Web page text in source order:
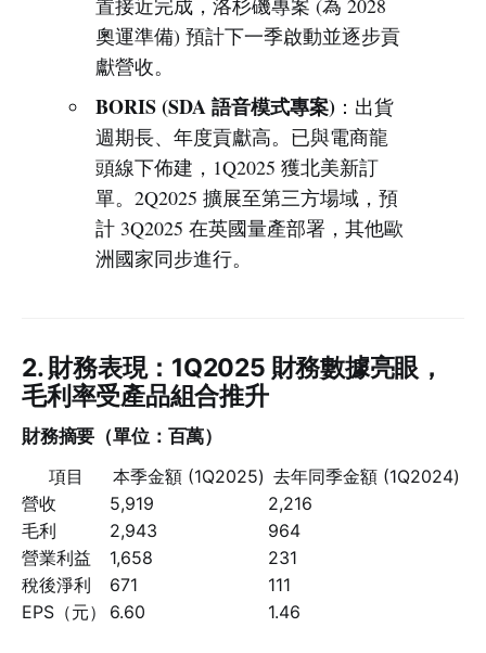
置接近完成，洛杉磯專案 (為 2028
奧運準備) 預計下一季啟動並逐步貢
獻營收。
BORIS (SDA 語音模式專案) ：出貨
週期長、年度貢獻高。已與電商龍
頭線下佈建，1Q2025 獲北美新訂
單。2Q2025 擴展至第三方場域，預
計 3Q2025 在英國量產部署，其他歐
洲國家同步進行。
2. 財務表現：1Q2025 財務數據亮眼，
毛利率受產品組合推升
財務摘要（單位：百萬）
項目
本季金額 (1Q2025) 去年同季金額 (1Q2024)
營收
5,919
2,216
毛利
2,943
964
營業利益
1,658
231
稅後淨利
671
111
EPS（元）
6.60 1.46